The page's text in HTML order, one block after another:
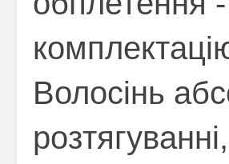
Волосінь